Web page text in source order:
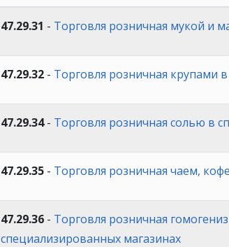
47.29.31 - Торговля розничная мукой и
47.29.32 - Торговля розничная крупами
47.29.34- Торговля розничная солью в
47.29.35 - Торговля розничная чаем,
47.29.36 - Торговля розничная
специализированных магазинах